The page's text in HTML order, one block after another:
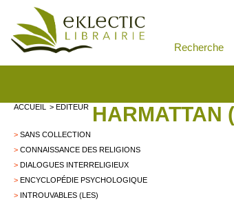
Recherche
ACCUEIL > EDITEUR HARMATTAN
> SANS COLLECTION
> CONNAISSANCE DES RELIGIONS
> DIALOGUES INTERRELIGIEUX
> ENCYCLOPÉDIE PSYCHOLOGIQUE
> INTROUVABLES (LES)